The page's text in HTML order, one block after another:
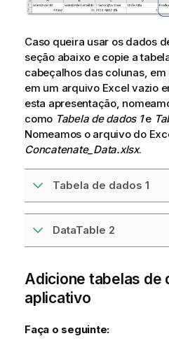
Caso queira usar os dados
seção abaixo e copie a
cabeçalhos das colunas,
em um arquivo Excel vazio
esta apresentação,
como Tabela de dados 1e
Nomeamos o arquivo do
Concatenate_Data.xlsx.
Tabela de dados 1
DataTable 2
Adicione tabelas de
aplicativo
Faça o seguinte: